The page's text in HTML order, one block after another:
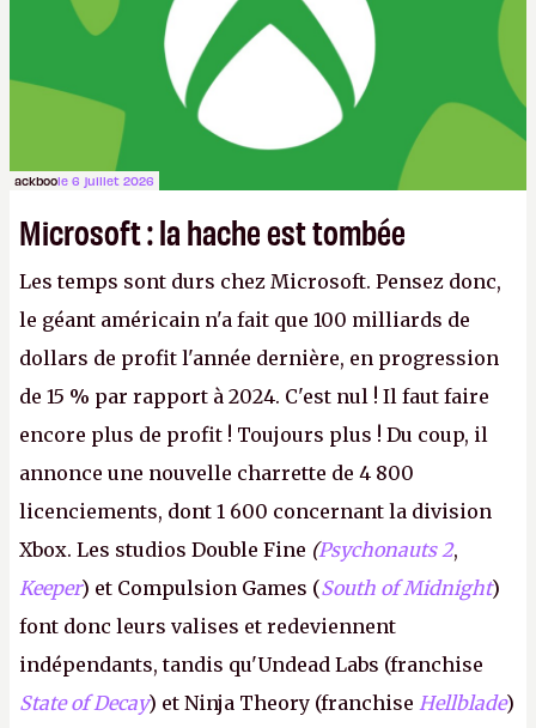
ackboole 6 juillet 2026
Microsoft : la hache est tombée
Les temps sont durs chez Microsoft. Pensez donc,
le géant américain n'a fait que 100 milliards de
dollars de profit l'année dernière, en progression
de 15 % par rapport à 2024. C'est nul ! Il faut faire
encore plus de profit ! Toujours plus ! Du coup, il
annonce une nouvelle charrette de 4 800
licenciements, dont 1 600 concernant la division
Xbox. Les studios Double Fine (Psychonauts 2,
Keeper) et Compulsion Games (South of Midnight)
font donc leurs valises et redeviennent
indépendants, tandis qu'Undead Labs (franchise
State of Decay) et Ninja Theory (franchise Hellblade)